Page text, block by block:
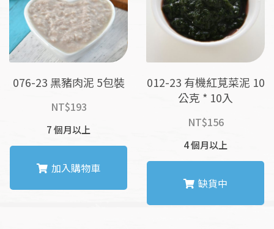
076-23 黑豬肉泥 5包裝
NT$193
7 個月以上
加入購物車
012-23 有機紅莧菜泥 10
公克 * 10入
NT$156
4 個月以上
缺貨中